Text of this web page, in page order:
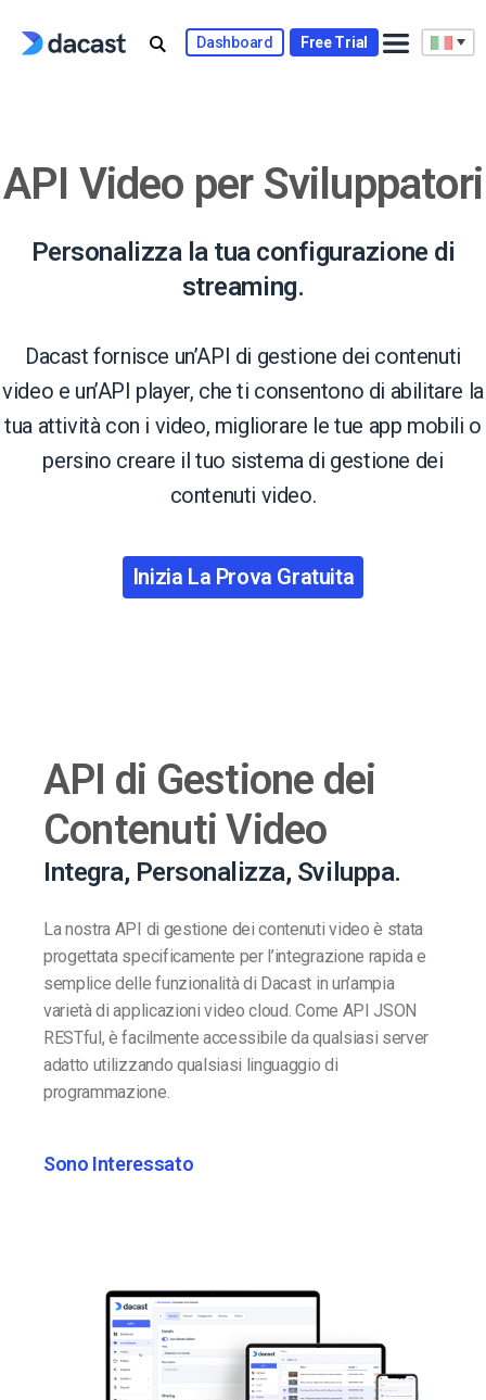
Dashboard Free Trial
API Video per Sviluppatori
Personalizza la tua configurazione di
streaming.
Dacast fornisce un’API di gestione dei contenuti
video e un’API player, che ti consentono di abilitare la
tua attività con i video, migliorare le tue app mobili o
persino creare il tuo sistema di gestione dei
contenuti video.
Inizia La Prova Gratuita
API di Gestione dei
Contenuti Video
Integra, Personalizza, Sviluppa.
La nostra API di gestione dei contenuti video è stata
progettata specificamente per l’integrazione rapida e
semplice delle funzionalità di Dacast in un’ampia
varietà di applicazioni video cloud. Come API JSON
RESTful, è facilmente accessibile da qualsiasi server
adatto utilizzando qualsiasi linguaggio di
programmazione.
Sono Interessato